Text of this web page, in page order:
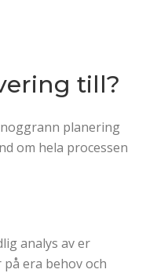
till?
planering
om hela processen
analys av er
era behov och